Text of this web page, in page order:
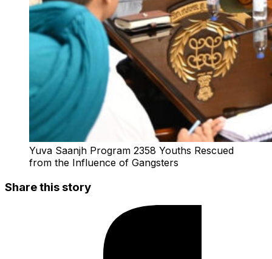
Yuva Saanjh Program 2358 Youths Rescued
from the Influence of Gangsters
Share this story